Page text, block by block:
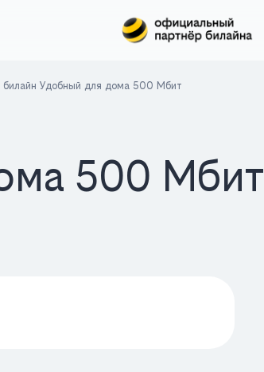
Удобный для дома 500 Мбит
500 Мбит